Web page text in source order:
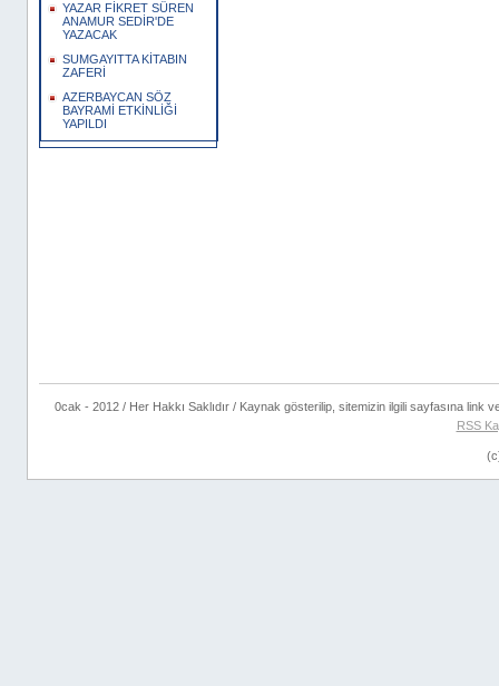
YAZAR FİKRET SÜREN
ANAMUR SEDİR'DE
YAZACAK
SUMGAYITTA KİTABIN
ZAFERİ
AZERBAYCAN SÖZ
BAYRAMİ ETKİNLİĞİ
YAPILDI
0cak - 2012 / Her Hakkı Saklıdır / Kaynak gösterilip, sitemizin ilgili sayfasına link
RSS